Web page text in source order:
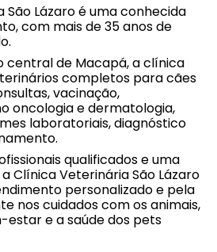
São Lázaro é uma conhecida
com mais de 35 anos de
central de Macapá, a clínica
completos para cães
vacinação,
oncologia e dermatologia,
laboratoriais, diagnóstico
qualificados e uma
Clínica Veterinária São Lázaro
personalizado e pela
nos cuidados com os animais,
estar e a saúde dos pets